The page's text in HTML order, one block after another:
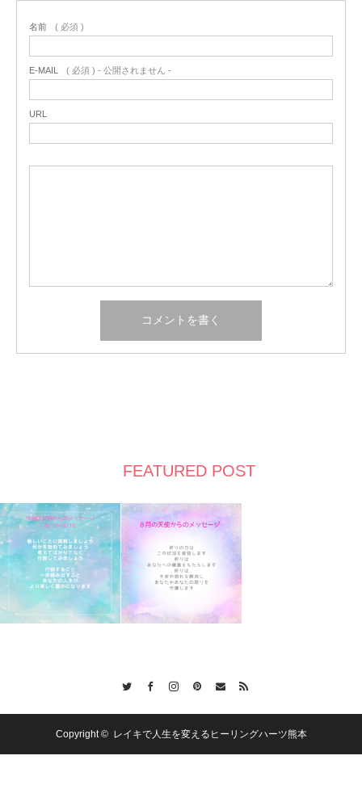
名前 ( 必須 )
E-MAIL ( 必須 ) - 公開されません -
URL
FEATURED POST
Copyright © レイキで人生を変えるヒーリングハーツ熊本